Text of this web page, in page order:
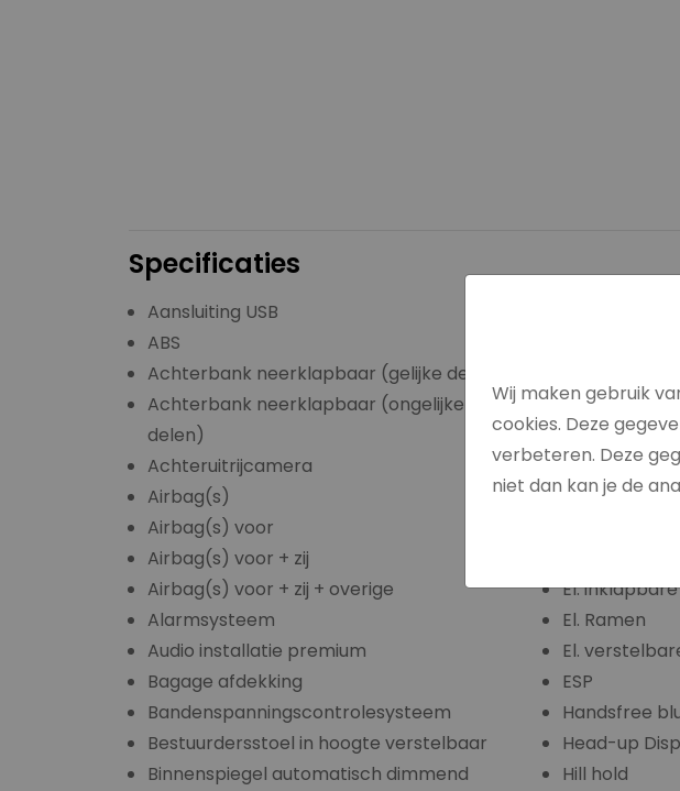
Specificaties
Aansluiting USB
ABS
Achterbank neerklapbaar (gelijke delen)
Achterbank neerklapbaar (ongelijke
delen)
Achteruitrijcamera
Airbag(s)
Airbag(s) voor
Airbag(s) voor + zij
Airbag(s) voor + zij + overige
Alarmsysteem
Audio installatie premium
Bagage afdekking
Bandenspanningscontrolesysteem
Bestuurdersstoel in hoogte verstelbaar
Binnenspiegel automatisch dimmend
Cruise
Dakrail
Dakrail
Dode hoek
ECC
El.
El.
El.
El. Ramen
El.
ESP
Handsfree
Head-up
Hill hold
Wij maken gebruik
cookies. Deze
verbeteren. Deze
niet dan kan je de